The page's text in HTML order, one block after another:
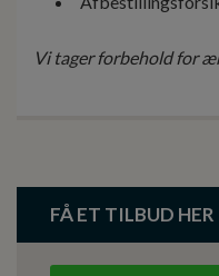
Vi tager forbehold for
FÅ ET TILBUD HER